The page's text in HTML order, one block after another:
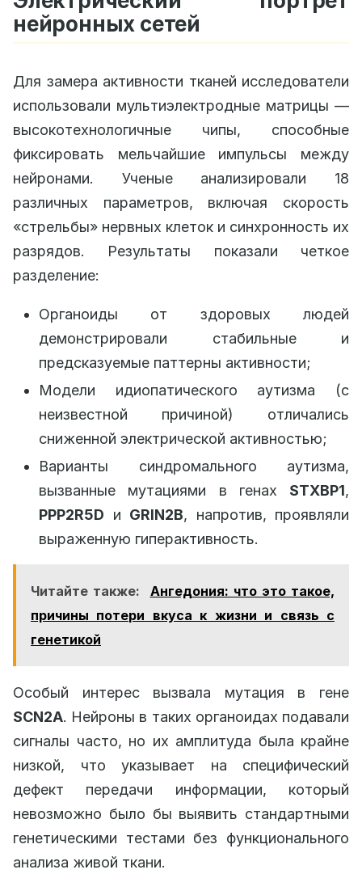
нейронных сетей
Для замера активности тканей исследователи
использовали мультиэлектродные матрицы —
высокотехнологичные чипы, способные
фиксировать мельчайшие импульсы между
нейронами. Ученые анализировали 18
различных параметров, включая скорость
«стрельбы» нервных клеток и синхронность их
разрядов. Результаты показали четкое
разделение:
Органоиды от здоровых людей
демонстрировали стабильные и
предсказуемые паттерны активности;
Модели идиопатического аутизма (с
неизвестной причиной) отличались
сниженной электрической активностью;
Варианты синдромального аутизма,
вызванные мутациями в генах STXBP1,
PPP2R5D и GRIN2B, напротив, проявляли
выраженную гиперактивность.
Читайте также:
Ангедония: что это такое,
причины потери вкуса к жизни и связь с
генетикой
Особый интерес вызвала мутация в гене
SCN2A. Нейроны в таких органоидах подавали
сигналы часто, но их амплитуда была крайне
низкой, что указывает на специфический
дефект передачи информации, который
невозможно было бы выявить стандартными
генетическими тестами без функционального
анализа живой ткани.